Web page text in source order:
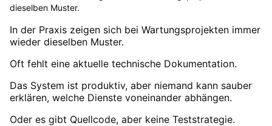
dieselben Muster.
In der Praxis zeigen sich bei Wartungsprojekten immer
wieder dieselben Muster.
Oft fehlt eine aktuelle technische Dokumentation.
Das System ist produktiv, aber niemand kann sauber
erklären, welche Dienste voneinander abhängen.
Oder es gibt Quellcode, aber keine Teststrategie.